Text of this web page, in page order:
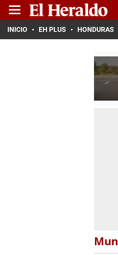
INICIO EH PLUS HONDURAS